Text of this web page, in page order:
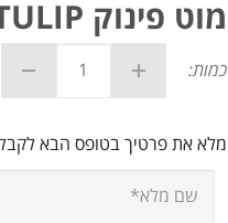
מוט פינוק TULIP מפואר
כמות:
מלא את פרטיך בטופס הבא